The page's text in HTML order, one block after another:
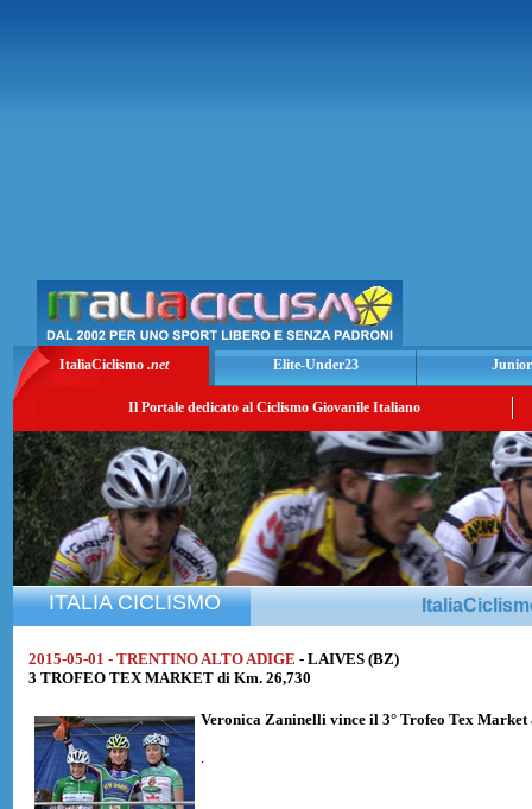
ItaliaCiclismo .net Elite-Under23
Il Portale dedicato al Ciclismo Giovanile Italiano
ITALIA CICLISMO
2015-05-01 - TRENTINO ALTO ADIGE - LAIVES (BZ)
3 TROFEO TEX MARKET di Km. 26,730
Veronica Zaninelli vince il 3° Trofeo Tex
.